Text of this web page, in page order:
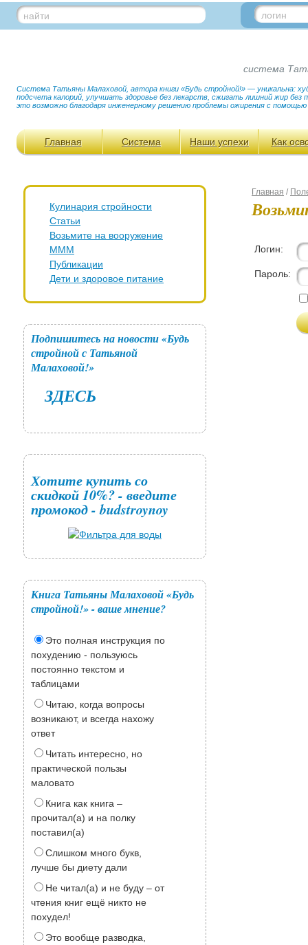
найти логин
система
Система Татьяны Малаховой, автора книги «Будь стройной!» — уникальна:
подсчета калорий, улучшать здоровье без лекарств, сжигать лишний жир
это возможно благодаря инженерному решению проблемы ожирения с
Главная Система Наши успехи Как
Кулинария стройности
Статьи
Возьмите на вооружение
МММ
Публикации
Дети и здоровое питание
Подпишитесь на новости «Будь
стройной с Татьяной
Малаховой!»
ЗДЕСЬ
Хотите купить со
скидкой 10%? - введите
промокод - budstroynoy
Книга Татьяны Малаховой «Будь
стройной!» - ваше мнение?
Это полная инструкция по
похудению - пользуюсь
постоянно текстом и
таблицами
Читаю, когда вопросы
возникают, и всегда нахожу
ответ
Читать интересно, но
практической пользы
маловато
Книга как книга –
прочитал(а) и на полку
поставил(а)
Слишком много букв,
лучше бы диету дали
Не читал(а) и не буду – от
чтения книг ещё никто не
похудел!
Это вообще разводка,
Главная /
Логин:
Пароль: